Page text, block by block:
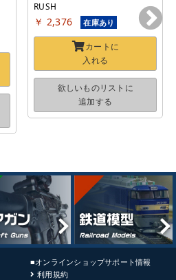
RUSH
￥ 2,376 在庫あり
カートに
入れる
欲しいものリストに
追加する
■オンラインショップサポート情報
利用規約